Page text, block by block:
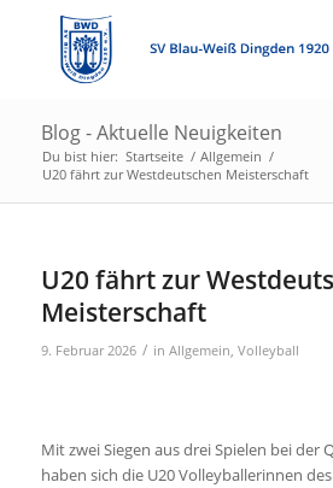
Blog - Aktuelle Neuigkeiten
Du bist hier: Startseite / Allgemein /
U20 fährt zur Westdeutschen Meisterschaft
U20 fährt zur
Meisterschaft
9. Februar 2026 / in Allgemein, Volleyball
Mit zwei Siegen aus drei Spielen bei der
haben sich die U20 Volleyballerinnen